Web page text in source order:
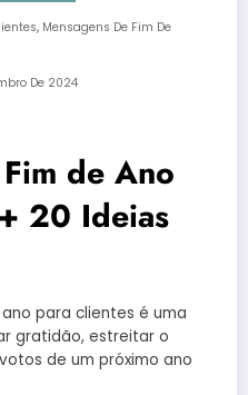
, Mensagens De Fim De
De 2024
de Ano
20 Ideias
para clientes é uma
gratidão, estreitar o
de um próximo ano